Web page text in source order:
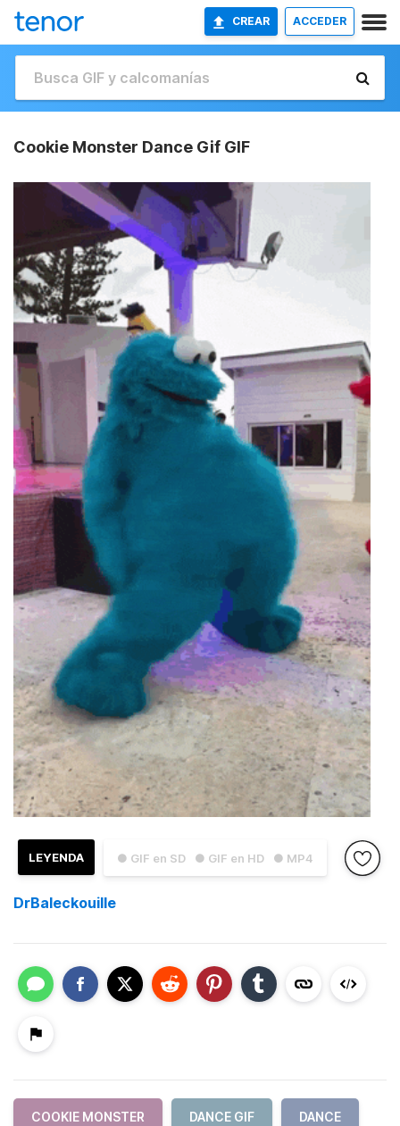
CREAR ACCEDER
Cookie Monster Dance Gif GIF
● GIF en SD ● GIF en HD ● MP4
LEYENDA
DrBaleckouille
COOKIE MONSTER DANCE GIF DANCE